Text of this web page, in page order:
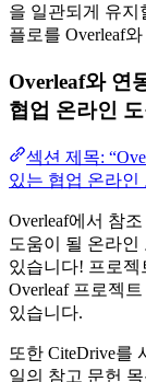
을 일관되게 유지
플로를 Overleaf
Overleaf와 연
협업 온라인
섹션 제목:
있는 협업 온라인
Overleaf에서 참
도움이 될 온라인
있습니다! 프로젝
Overleaf 프로젝
있습니다.
또한 CiteDrive를
일의 참고 문헌